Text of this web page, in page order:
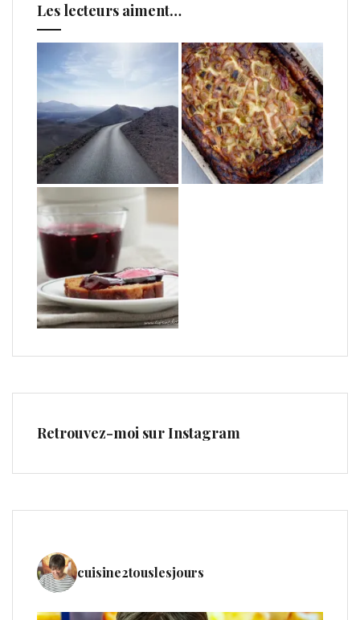
Les lecteurs aiment…
Retrouvez-moi sur Instagram
cuisine2touslesjours